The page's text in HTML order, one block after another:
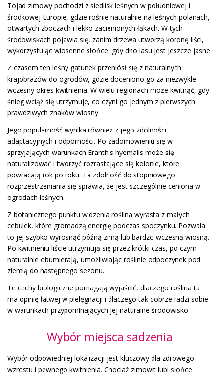
Tojad zimowy pochodzi z siedlisk leśnych w południowej i
środkowej Europie, gdzie rośnie naturalnie na leśnych polanach,
otwartych zboczach i lekko zacienionych łąkach. W tych
środowiskach pojawia się, zanim drzewa utworzą koronę liści,
wykorzystując wiosenne słońce, gdy dno lasu jest jeszcze jasne.
Z czasem ten leśny gatunek przeniósł się z naturalnych
krajobrazów do ogrodów, gdzie doceniono go za niezwykle
wczesny okres kwitnienia. W wielu regionach może kwitnąć, gdy
śnieg wciąż się utrzymuje, co czyni go jednym z pierwszych
prawdziwych znaków wiosny.
Jego popularność wynika również z jego zdolności
adaptacyjnych i odporności. Po zadomowieniu się w
sprzyjających warunkach Eranthis hyemalis może się
naturalizować i tworzyć rozrastające się kolonie, które
powracają rok po roku. Ta zdolność do stopniowego
rozprzestrzeniania się sprawia, że jest szczególnie ceniona w
ogrodach leśnych.
Z botanicznego punktu widzenia roślina wyrasta z małych
cebulek, które gromadzą energię podczas spoczynku. Pozwala
to jej szybko wyrosnąć późną zimą lub bardzo wczesną wiosną.
Po kwitnieniu liście utrzymują się przez krótki czas, po czym
naturalnie obumierają, umożliwiając roślinie odpoczynek pod
ziemią do następnego sezonu.
Te cechy biologiczne pomagają wyjaśnić, dlaczego roślina ta
ma opinię łatwej w pielęgnacji i dlaczego tak dobrze radzi sobie
w warunkach przypominających jej naturalne środowisko.
Wybór miejsca sadzenia
Wybór odpowiedniej lokalizacji jest kluczowy dla zdrowego
wzrostu i pewnego kwitnienia. Chociaż zimowit lubi słońce